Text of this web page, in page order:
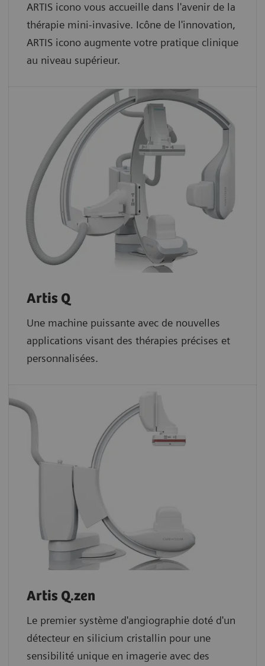
ARTIS icono vous accueille dans l'avenir de la
thérapie mini-invasive. Icône de l'innovation,
ARTIS icono augmente votre pratique clinique
au niveau supérieur.
Artis Q
Une machine puissante avec de nouvelles
applications visant des thérapies précises et
personnalisées.
Artis Q.zen
Le premier système d'angiographie doté d'un
détecteur en silicium cristallin pour une
sensibilité unique en imagerie avec des